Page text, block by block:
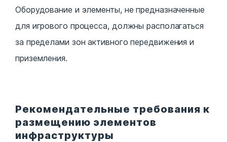
Оборудование и элементы, не предназначенные
для игрового процесса, должны располагаться
за пределами зон активного передвижения и
приземления.
Рекомендательные требования к
размещению элементов
инфраструктуры